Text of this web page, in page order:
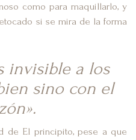
como para maquillarlo, y
si se mira de la forma
invisible a los
sino con el
de El principito, pese a que